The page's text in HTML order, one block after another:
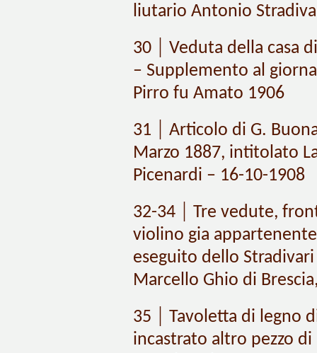
liutario Antonio
30 │ Veduta della casa
– Supplemento al
Pirro fu Amato 1906
31 │ Articolo di G.
Marzo 1887, intitolato
Picenardi – 16-10-1908
32-34 │ Tre vedute,
violino gia
eseguito dello
Marcello Ghio di
35 │ Tavoletta di legno
incastrato altro pezzo di